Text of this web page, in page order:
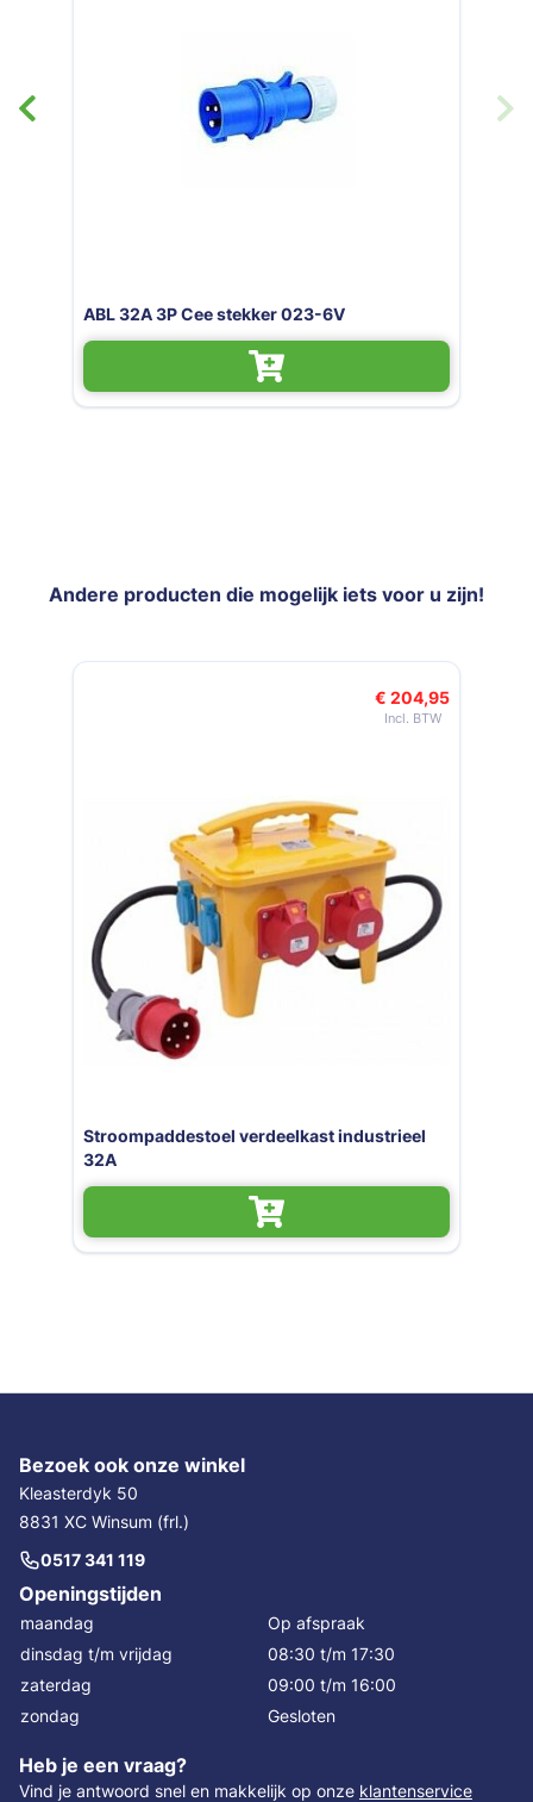
5 polig 32A
Andere producten die mogelijk iets voor u zijn!
Navigeren door de elementen van de carrousel is mogelijk met
Druk om carrousel over te slaan
€ 204,95
Stroompaddestoel verdeelkast industrieel
32A
Bezoek ook onze winkel
Kleasterdyk 50
8831 XC Winsum (frl.)
0517 341 119
Openingstijden
maandag
Op afspraak
dinsdag t/m vrijdag
08:30 t/m 17:30
zaterdag
09:00 t/m 16:00
zondag
Gesloten
Heb je een vraag?
Vind je antwoord snel en makkelijk op onze klantenservice